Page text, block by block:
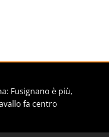
Fusignano è più,
fa centro